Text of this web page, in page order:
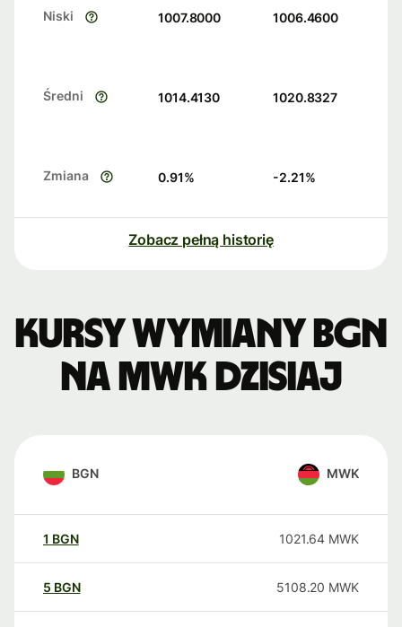
Niski 1007.8000 1006.4600
Średni 1014.4130 1020.8327
Zmiana 0.91% -2.21%
Zobacz pełną historię
Kursy wymiany BGN
na MWK dzisiaj
BGN MWK
1 BGN 1021.64 MWK
5 BGN 5108.20 MWK